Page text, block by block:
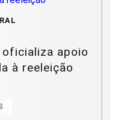
oficializa apoio
à reeleição